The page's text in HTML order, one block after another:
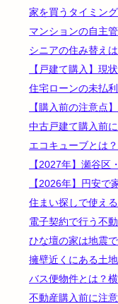
家を買うタイミン
マンションの自主
シニアの住み替え
【戸建て購入】現
住宅ローンの未払
【購入前の注意点
中古戸建て購入前
エコキューブとは
【2027年】瀬谷区
【2026年】円安で
住まい探しで使え
電子契約で行う不
ひな壇の家は地震
擁壁近くにある土
バス便物件とは？
不動産購入前に注